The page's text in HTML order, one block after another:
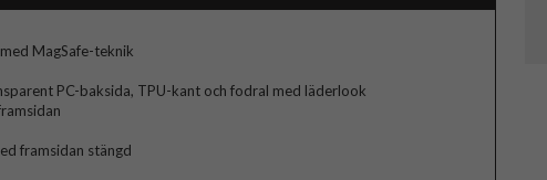
MagSafe-teknik
PC-baksida, TPU-kant och fodral med läderlook
framsidan stängd